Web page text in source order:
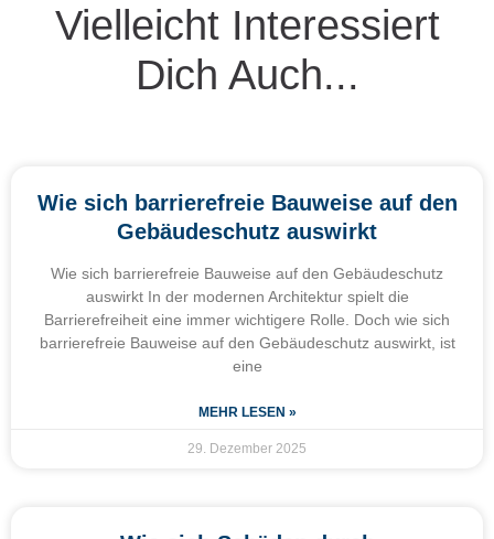
Vielleicht Interessiert
Dich Auch...
Wie sich barrierefreie Bauweise auf den
Gebäudeschutz auswirkt
Wie sich barrierefreie Bauweise auf den Gebäudeschutz
auswirkt In der modernen Architektur spielt die
Barrierefreiheit eine immer wichtigere Rolle. Doch wie sich
barrierefreie Bauweise auf den Gebäudeschutz auswirkt, ist
eine
MEHR LESEN »
29. Dezember 2025